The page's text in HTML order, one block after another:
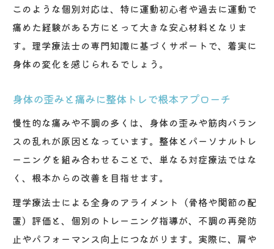
このような個別対応は、特に運動初心者や過去に運動で
痛めた経験がある方にとって大きな安心材料となりま
す。理学療法士の専門知識に基づくサポートで、着実に
身体の変化を感じられるでしょう。
身体の歪みと痛みに整体トレで根本アプローチ
慢性的な痛みや不調の多くは、身体の歪みや筋肉バラン
スの乱れが原因となっています。整体とパーソナルトレ
ーニングを組み合わせることで、単なる対症療法ではな
く、根本からの改善を目指せます。
理学療法士による全身のアライメント（骨格や関節の配
置）評価と、個別のトレーニング指導が、不調の再発防
止やパフォーマンス向上につながります。実際に、肩や